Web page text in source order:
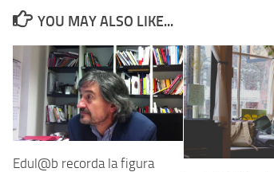
YOU MAY ALSO LIKE...
Edul@b recorda la figura